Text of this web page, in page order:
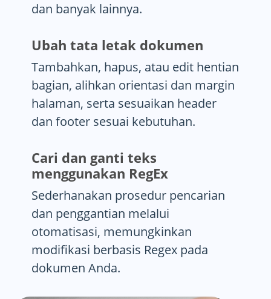
dan banyak lainnya.
Ubah tata letak dokumen
Tambahkan, hapus, atau edit hentian
bagian, alihkan orientasi dan margin
halaman, serta sesuaikan header
dan footer sesuai kebutuhan.
Cari dan ganti teks
menggunakan RegEx
Sederhanakan prosedur pencarian
dan penggantian melalui
otomatisasi, memungkinkan
modifikasi berbasis Regex pada
dokumen Anda.